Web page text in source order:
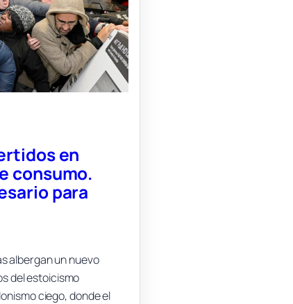
en
consumo.
para
albergan un nuevo
del estoicismo
ciego, donde el